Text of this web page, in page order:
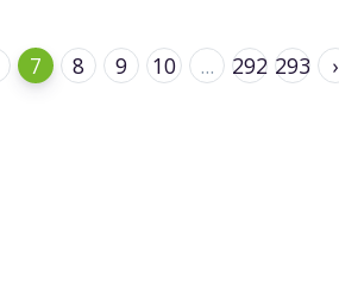
7 8 9 10 ... 292 293 ›